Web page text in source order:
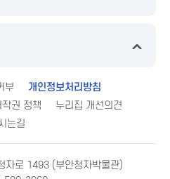
부
개인정보처리방침
작권 정책
누리집 개선의견
는길
자로 1493 (부안청자박물관)